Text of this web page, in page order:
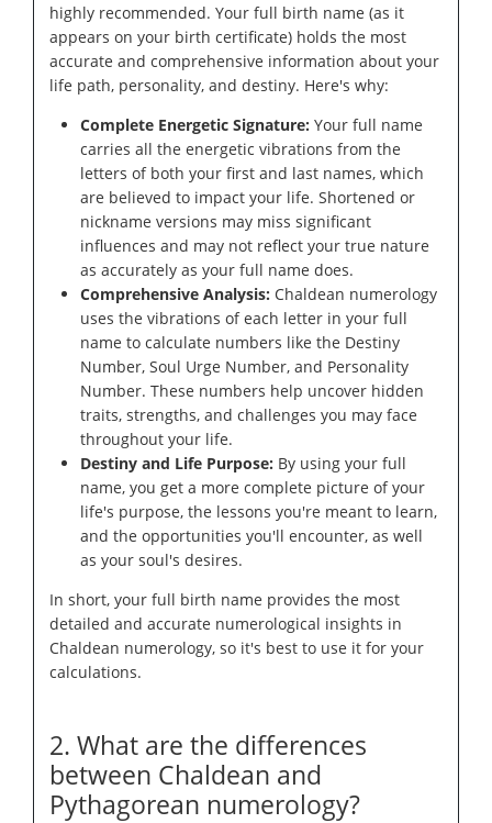
highly recommended. Your full birth name (as it
appears on your birth certificate) holds the most
accurate and comprehensive information about your
life path, personality, and destiny. Here's why:
Complete Energetic Signature: Your full name
carries all the energetic vibrations from the
letters of both your first and last names, which
are believed to impact your life. Shortened or
nickname versions may miss significant
influences and may not reflect your true nature
as accurately as your full name does.
Comprehensive Analysis: Chaldean numerology
uses the vibrations of each letter in your full
name to calculate numbers like the Destiny
Number, Soul Urge Number, and Personality
Number. These numbers help uncover hidden
traits, strengths, and challenges you may face
throughout your life.
Destiny and Life Purpose: By using your full
name, you get a more complete picture of your
life's purpose, the lessons you're meant to learn,
and the opportunities you'll encounter, as well
as your soul's desires.
In short, your full birth name provides the most
detailed and accurate numerological insights in
Chaldean numerology, so it's best to use it for your
calculations.
2. What are the differences
between Chaldean and
Pythagorean numerology?